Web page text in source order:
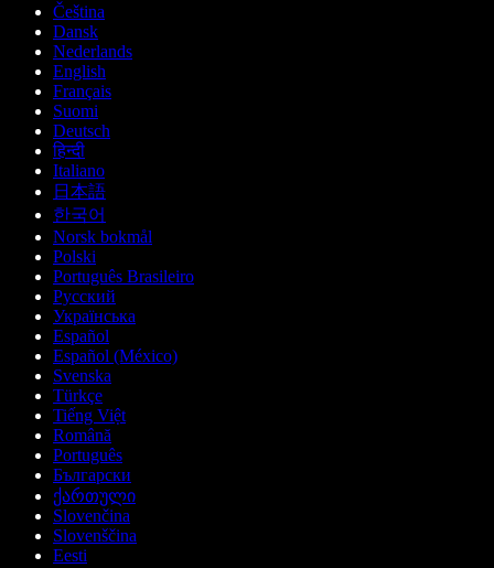
Čeština
Dansk
Nederlands
English
Français
Suomi
Deutsch
हिन्दी
Italiano
日本語
한국어
Norsk bokmål
Polski
Português Brasileiro
Русский
Українська
Español
Español (México)
Svenska
Türkçe
Tiếng Việt
Română
Português
Български
ქართული
Slovenčina
Slovenščina
Eesti